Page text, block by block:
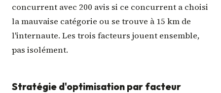
concurrent avec 200 avis si ce concurrent a choisi
la mauvaise catégorie ou se trouve à 15 km de
l'internaute. Les trois facteurs jouent ensemble,
pas isolément.
Stratégie d'optimisation par facteur